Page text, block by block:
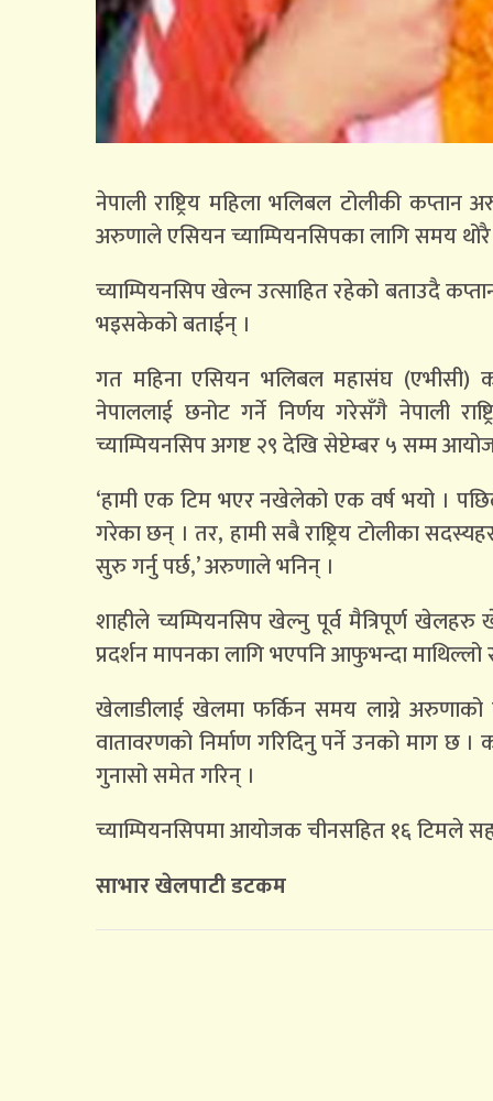
नेपाली राष्ट्रिय महिला भलिबल टोलीकी कप्तान
अरुणाले एसियन च्याम्पियनसिपका लागि समय
च्याम्पियनसिप खेल्न उत्साहित रहेको बताउदै
भइसकेको बताईन् ।
गत महिना एसियन भलिबल महासंघ (एभीसी)
नेपाललाई छनोट गर्ने निर्णय गरेसँगै नेपाली
च्याम्पियनसिप अगष्ट २९ देखि सेप्टेम्बर ५ सम्म
‘हामी एक टिम भएर नखेलेको एक वर्ष भयो ।
गरेका छन् । तर, हामी सबै राष्ट्रिय टोलीका
सुरु गर्नु पर्छ,’ अरुणाले भनिन् ।
शाहीले च्यम्पियनसिप खेल्नु पूर्व मैत्रिपूर्ण
प्रदर्शन मापनका लागि भएपनि आफुभन्दा
खेलाडीलाई खेलमा फर्किन समय लाग्ने
वातावरणको निर्माण गरिदिनु पर्ने उनको माग छ ।
गुनासो समेत गरिन् ।
च्याम्पियनसिपमा आयोजक चीनसहित १६ टिमले
साभार खेलपाटी डटकम